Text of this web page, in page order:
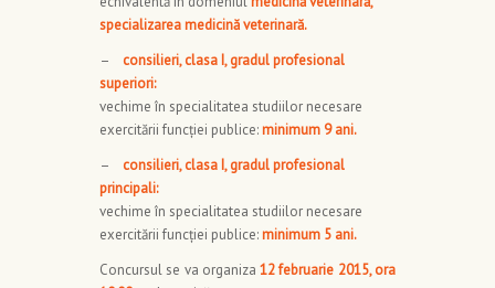
specializarea medicină veterinară.
– consilieri, clasa I, gradul profesional
superiori:
vechime în specialitatea studiilor necesare
exercitării funcţiei publice:minimum 9 ani.
–
consilieri, clasa I, gradul profesional
principali:
vechime în specialitatea studiilor necesare
exercitării funcţiei publice:minimum 5 ani.
Concursul se va organiza12 februarie 2015, ora